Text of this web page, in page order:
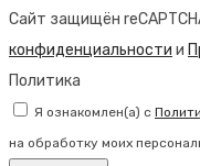
Сайт защищён
конфиденциальности и
Политика
Я ознакомлен(а) с
на обработку моих